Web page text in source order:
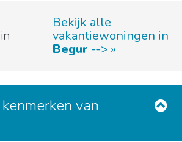
Bekijk alle
vakantiewoningen in
Begur -->
van